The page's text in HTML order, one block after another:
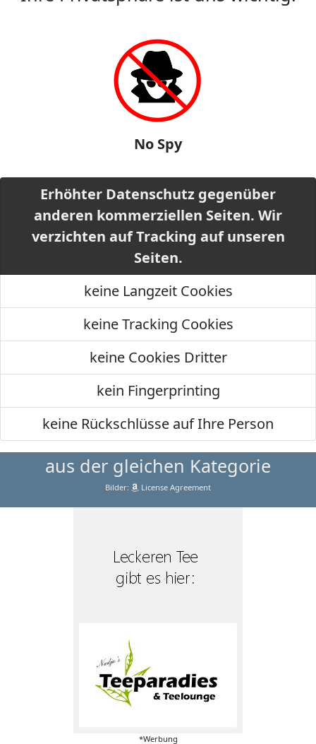
No Spy
Erhöhter Datenschutz gegenüber
anderen kommerziellen Seiten. Wir
verzichten auf Tracking auf unseren
Seiten.
keine Langzeit Cookies
keine Tracking Cookies
keine Cookies Dritter
kein Fingerprinting
keine Rückschlüsse auf Ihre Person
aus der gleichen Kategorie
Bilder: License Agreement
*Werbung